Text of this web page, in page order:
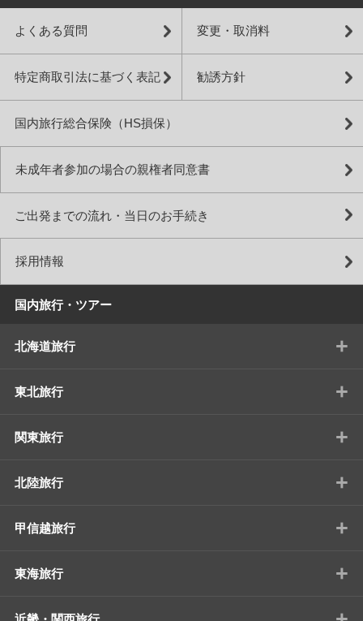
よくある質問 変更・取消料
特定商取引法に基づく表記 勧誘方針
国内旅行総合保険（HS損保）
未成年者参加の場合の親権者同意書
ご出発までの流れ・当日のお手続き
採用情報
国内旅行・ツアー
北海道旅行 +
東北旅行 +
関東旅行 +
北陸旅行 +
甲信越旅行 +
東海旅行 +